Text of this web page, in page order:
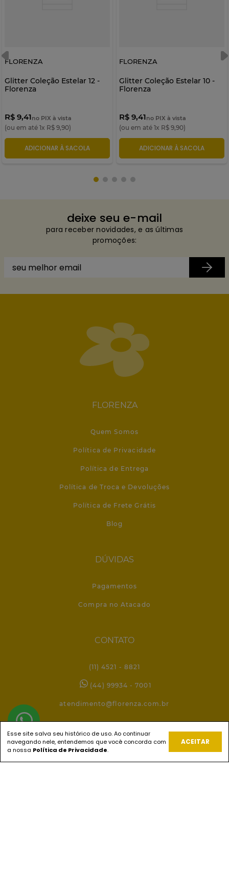
FLORENZA
Glitter Coleção Estelar 12 -
Florenza
R$ 9,41no PIX à vista
(ou em até 1x R$ 9,90)
ADICIONAR À SACOLA
FLORENZA
Glitter Coleção Estelar 10 -
Florenza
R$ 9,41no PIX à vista
(ou em até 1x R$ 9,90)
ADICIONAR À SACOLA
deixe seu e-mail
para receber novidades, e as últimas
promoções:
FLORENZA
Quem Somos
Política de Privacidade
Política de Entrega
Política de Troca e Devoluções
Política de Frete Grátis
Blog
DÚVIDAS
Pagamentos
Compra no Atacado
CONTATO
(11) 4521 - 8821
(44) 99934 - 7001
atendimento@florenza.com.br
REDES SOCIAIS
Esse site salva seu histórico de uso. Ao continuar
navegando nele, entendemos que você concorda com
a nossa Política de Privacidade.
ACEITAR